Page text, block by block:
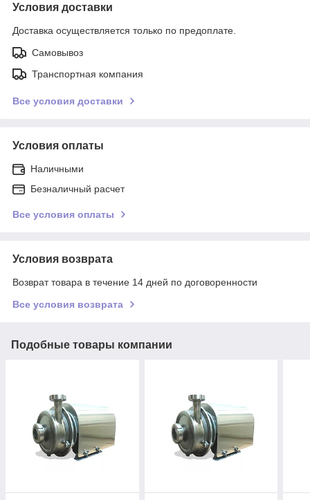
Условия доставки
Доставка осуществляется только по предоплате.
Самовывоз
Транспортная компания
Все условия доставки
Условия оплаты
Наличными
Безналичный расчет
Все условия оплаты
Условия возврата
Возврат товара в течение 14 дней по договоренности
Все условия возврата
Подобные товары компании